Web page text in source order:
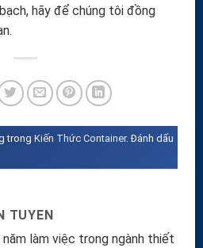
hãy để chúng tôi đồng
trong Kiến Thức Container. Đánh dấu
TUYEN
năm làm việc trong ngành thiết